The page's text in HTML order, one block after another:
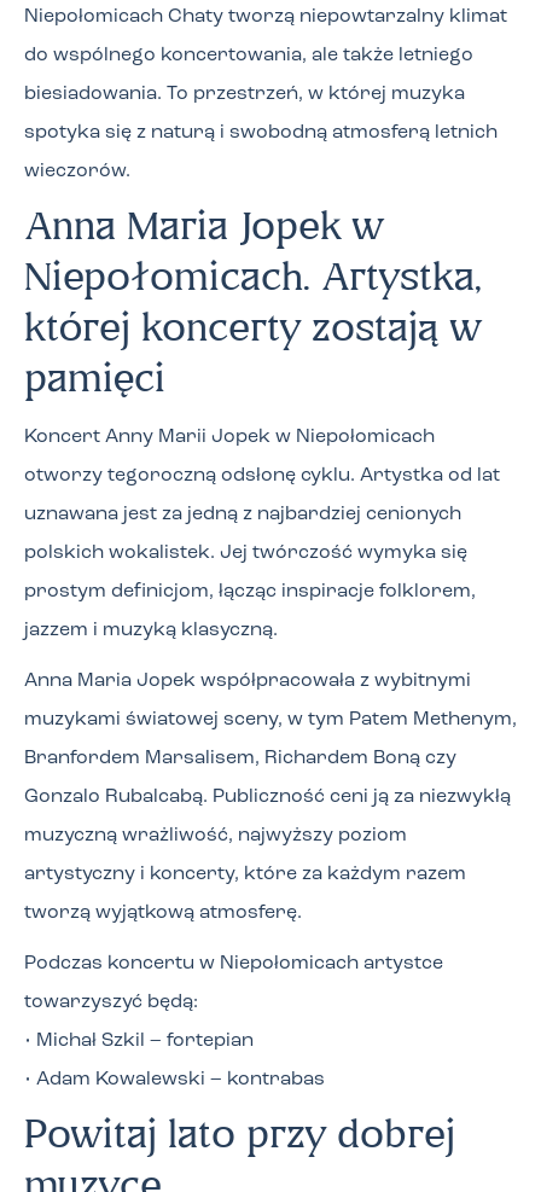
Niepołomicach Chaty tworzą niepowtarzalny klimat
do wspólnego koncertowania, ale także letniego
biesiadowania. To przestrzeń, w której muzyka
spotyka się z naturą i swobodną atmosferą letnich
wieczorów.
Anna Maria Jopek w
Niepołomicach. Artystka,
której koncerty zostają w
pamięci
Koncert Anny Marii Jopek w Niepołomicach
otworzy tegoroczną odsłonę cyklu. Artystka od lat
uznawana jest za jedną z najbardziej cenionych
polskich wokalistek. Jej twórczość wymyka się
prostym definicjom, łącząc inspiracje folklorem,
jazzem i muzyką klasyczną.
Anna Maria Jopek współpracowała z wybitnymi
muzykami światowej sceny, w tym Patem Methenym,
Branfordem Marsalisem, Richardem Boną czy
Gonzalo Rubalcabą. Publiczność ceni ją za niezwykłą
muzyczną wrażliwość, najwyższy poziom
artystyczny i koncerty, które za każdym razem
tworzą wyjątkową atmosferę.
Podczas koncertu w Niepołomicach artystce
towarzyszyć będą:
• Michał Szkil – fortepian
• Adam Kowalewski – kontrabas
Powitaj lato przy dobrej